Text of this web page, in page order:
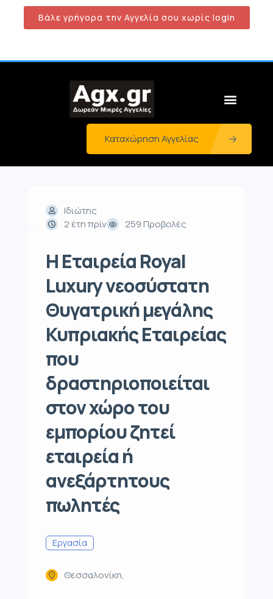
Βάλε γρήγορα την Αγγελία σου χωρίς login
Καταχώρηση Αγγελίας
Ιδιώτης
2 έτη πρίν
259 Προβολές
Η Εταιρεία Royal
Luxury νεοσύστατη
Θυγατρική μεγάλης
Κυπριακής Εταιρείας
που
δραστηριοποιείται
στον χώρο του
εμπορίου ζητεί
εταιρεία ή
ανεξάρτητους
πωλητές
Εργασία
Θεσσαλονίκη,